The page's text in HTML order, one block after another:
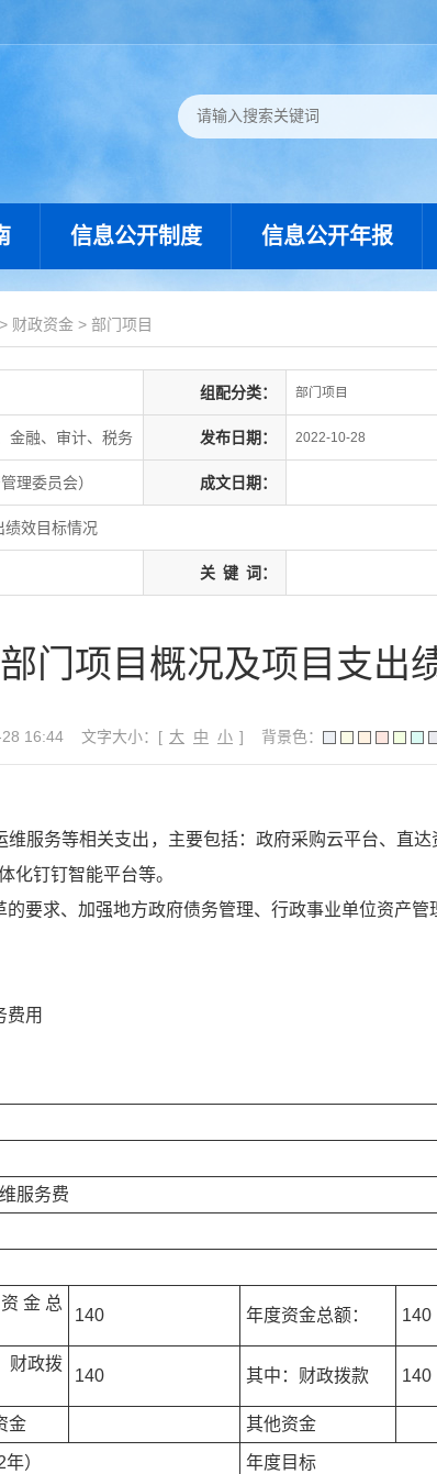
信息公开制度 信息公开年报
> 财政资金 > 部门项目
组配分类： 部门项目
金融、审计、税务 发布日期： 2022-10-28
理委员会） 成文日期：
效目标情况
关 键 词：
门项目概况及项目支出
16:44 文字大小：[ 大 中 小 ] 背景色：
维服务等相关支出，主要包括：政府采购云平台、直
化钉钉智能平台等。
要求、加强地方政府债务管理、行政事业单位资产管
费用
服务费
金总
140 年度资金总额： 140
财政拨
140 其中：财政拨款 140
金
其他资金
） 年度目标